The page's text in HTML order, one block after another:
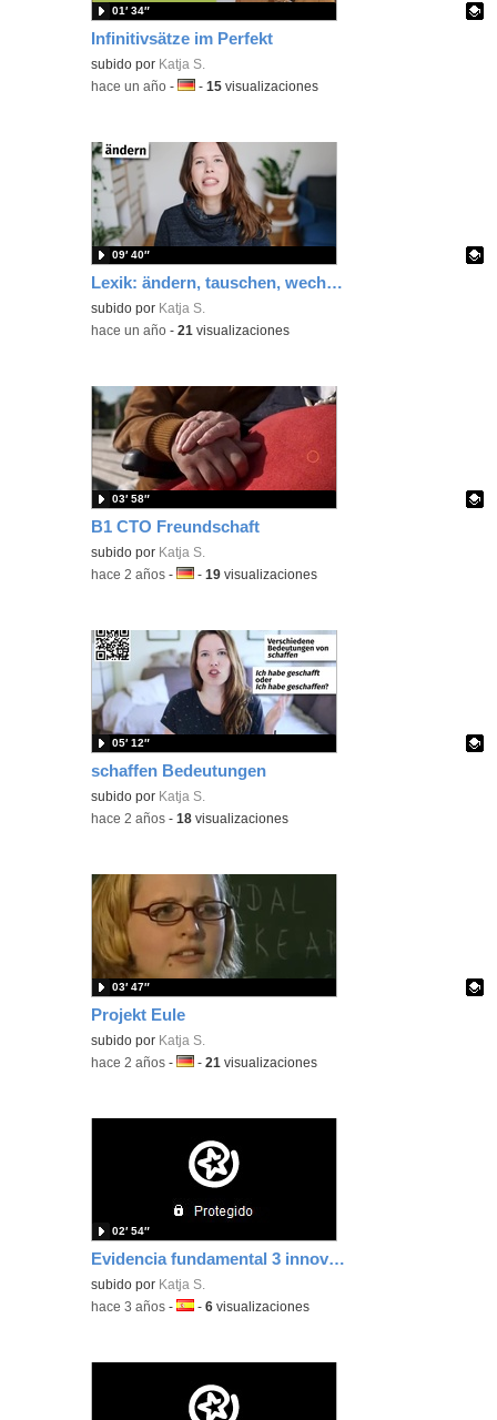
Infinitivsätze im Perfekt
Contenido educativo.
subido por Katja S.
01′ 34″
-hace un año -Idioma:
-15 visualizaciones
Lexik: ändern, tauschen, wechseln, sich wandeln
Contenido educativo.
subido por Katja S.
09′ 40″
-hace un año -21 visualizaciones
B1 CTO Freundschaft
Contenido educativo.
subido por Katja S.
03′ 58″
-hace 2 años -Idioma:
-19 visualizaciones
schaffen Bedeutungen
Contenido educativo.
subido por Katja S.
05′ 12″
-hace 2 años -18 visualizaciones
Projekt Eule
Contenido educativo.
subido por Katja S.
03′ 47″
-hace 2 años -Idioma:
-21 visualizaciones
Evidencia fundamental 3 innovacion metodologica B1.2
subido por Katja S.
02′ 54″
-hace 3 años -Idioma:
-6 visualizaciones